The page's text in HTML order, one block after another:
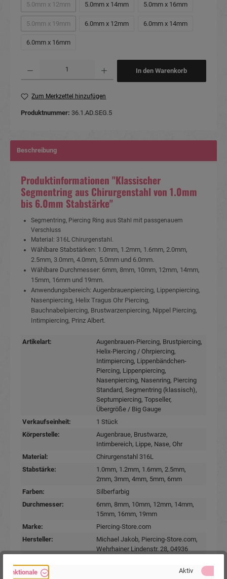
5.0mm x 12mm(Diese Option ist zurzeit nicht verfügbar.)
5.0mm x 14mm 5.0mm x 16mm
5.0mm x 19mm(Diese Option ist zurzeit nicht verfügbar.)
6.0mm x 12mm 6.0mm x 14mm
6.0mm x 16mm
In den Warenkorb
Zum Merkzettel hinzufügen
Produktnummer: 36.1.AD.SEG.5
Beschreibung
Produktinformationen "Klassischer
Segmentring aus Chirurgenstahl von 1.0mm
bis 6.0mm Stabstärke"
Segmentring, Piercing Ring aus Stahl mit passgenauem
Verschluss
Material: 316L Chirurgenstahl.
Wählbare Stabstärken: 1.0mm, 1.2mm, 1.6mm, 2.0mm,
2.5mm, 3.0mm, 4.0mm, 5.0mm und 6.0mm.
Wählbare Durchmesser: 6mm, 8mm, 10mm, 12mm, 14mm,
15mm, 16mm und 19mm.
Anwendungsbereich: Augenbrauenpiercing, Lippenpiercing,
Nasenpiercing, Helix Tragus Ohr Piercing,
Bauchnabelpiercing, Brustwarzenpiercing, Nippel Piercing,
Intimpiercing, Prinz Albert.
Artikelart: Augenbrauen-Piercing, Brustpiercing,
Helix-Piercing / Ohrpiercing,
Intimpiercing, Lippenbändchen-
Piercing, Lippenpiercing,
Nasenpiercing, Nasenring, Piercing
Standard , Segmentring (klassisch),
Septumpiercing, Topseller,
Übergröße / Big Gauge
Verkaufseinheit:
1 Stück
Körperstelle:
Augenbraue, Brustwarze,
Intimbereich, Lippe, Nase, Ohr
Material:
Chirurgenstahl 316L
Stabstärke:
1.0mm, 1.2mm, 1.6mm, 2.5mm,
2mm, 3mm, 4mm, 5mm, 6mm
Farben:
Silberfarbig
Durchmesser:
6mm, 8mm, 10mm, 12mm, 14mm,
15mm, 16mm, 19mm
Marke:
Piercing-Store.com
Hersteller:
Michael Jakob, Piercing-Store.com,
Wehrhainer Lindenstr. 28, 04936
Funktionale Aktiv